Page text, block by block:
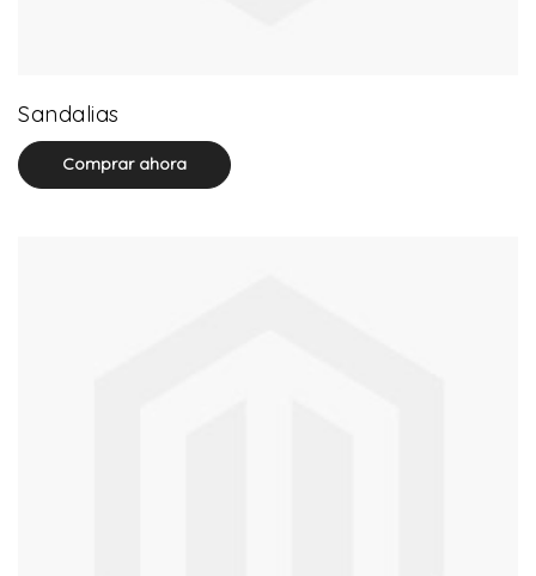
Sandalias
Comprar ahora